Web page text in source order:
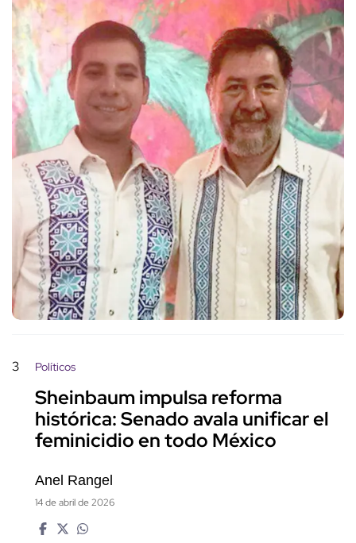
3 Políticos
Sheinbaum impulsa reforma
histórica: Senado avala unificar el
feminicidio en todo México
Anel Rangel
14 de abril de 2026